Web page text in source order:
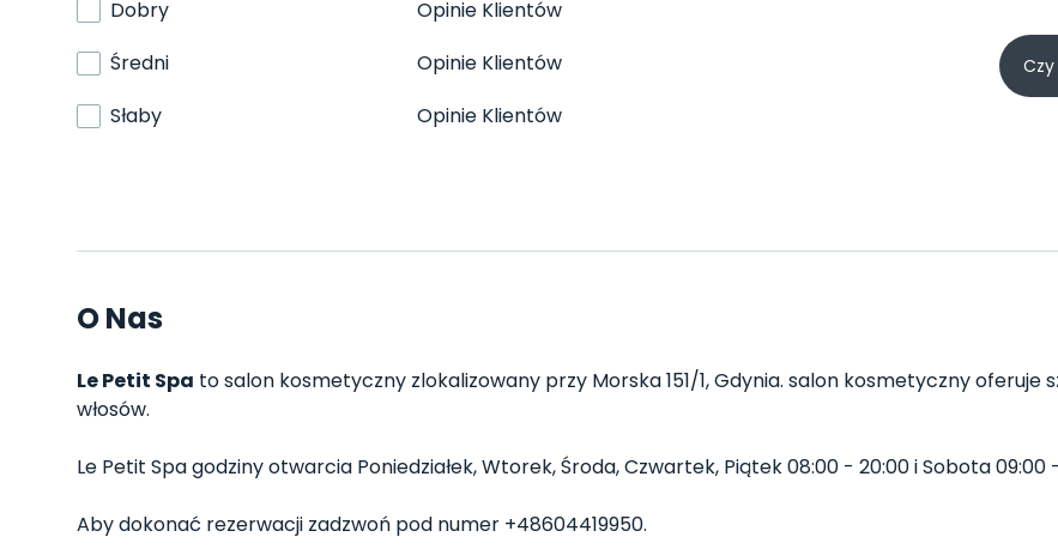
Dobry
Opinie Klientów
Średni
Opinie Klientów
Słaby
Opinie Klientów
O Nas
Le Petit Spa to salon kosmetyczny zlokalizowany przy Morska 151/1, Gdynia. salon kosmetyczny oferuje
włosów.
Le Petit Spa godziny otwarcia Poniedziałek, Wtorek, Środa, Czwartek, Piątek 08:00 - 20:00 i Sobota 09:00 -
Aby dokonać rezerwacji zadzwoń pod numer +48604419950.